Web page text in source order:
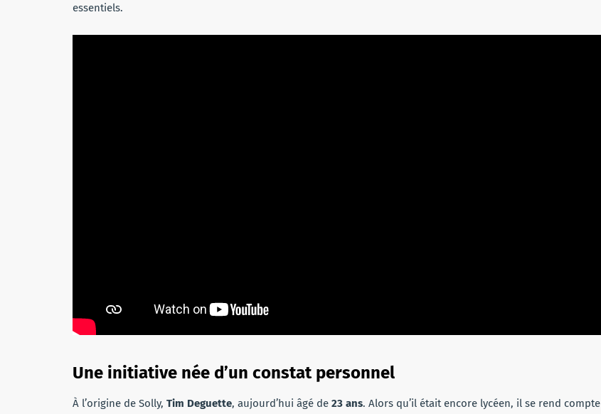
essentiels.
Une initiative née d’un constat personnel
À l’origine de Solly, Tim Deguette, aujourd’hui âgé de 23 ans. Alors qu’il était encore lycéen, il se rend compte